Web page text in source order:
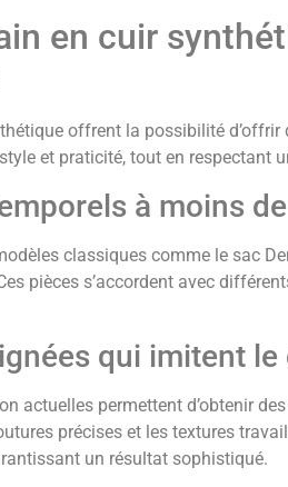
en cuir
offrent la possibilité d’offrir
et praticité, tout en respectant
à moins
classiques comme le sac
pièces s’accordent avec
qui imitent
actuelles permettent d’obtenir
précises et les textures
un résultat sophistiqué.